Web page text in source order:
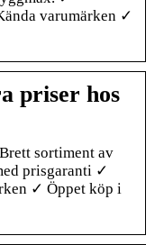
varumärken ✓
priser hos
sortiment av
prisgaranti ✓
✓ Öppet köp i